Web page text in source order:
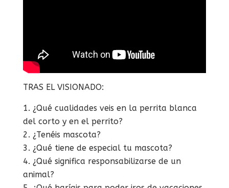
TRAS EL VISIONADO:
¿Qué cualidades veis en la perrita blanca
del corto y en el perrito?
¿Tenéis mascota?
¿Qué tiene de especial tu mascota?
¿Qué significa responsabilizarse de un
animal?